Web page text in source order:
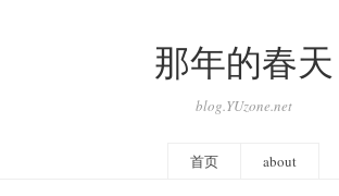
那年的春天
blog.YUzone.net
首页 about